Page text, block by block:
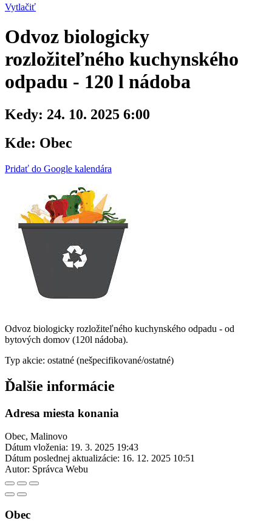
Vytlačiť
Odvoz biologicky
rozložiteľného kuchynského
odpadu - 120 l nádoba
Kedy: 24. 10. 2025 6:00
Kde: Obec
Pridať do Google kalendára
Odvoz biologicky rozložiteľného kuchynského odpadu - od
bytových domov (120l nádoba).
Typ akcie: ostatné (nešpecifikované/ostatné)
Ďalšie informácie
Adresa miesta konania
Obec, Malinovo
Dátum vloženia: 19. 3. 2025 19:43
Dátum poslednej aktualizácie: 16. 12. 2025 10:51
Autor: Správca Webu
Obec